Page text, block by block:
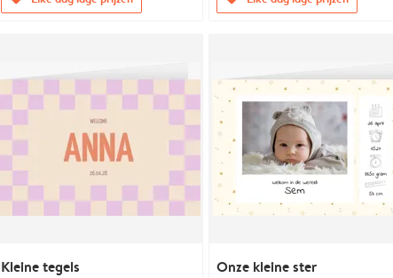
Kleine tegels Onze kleine ster